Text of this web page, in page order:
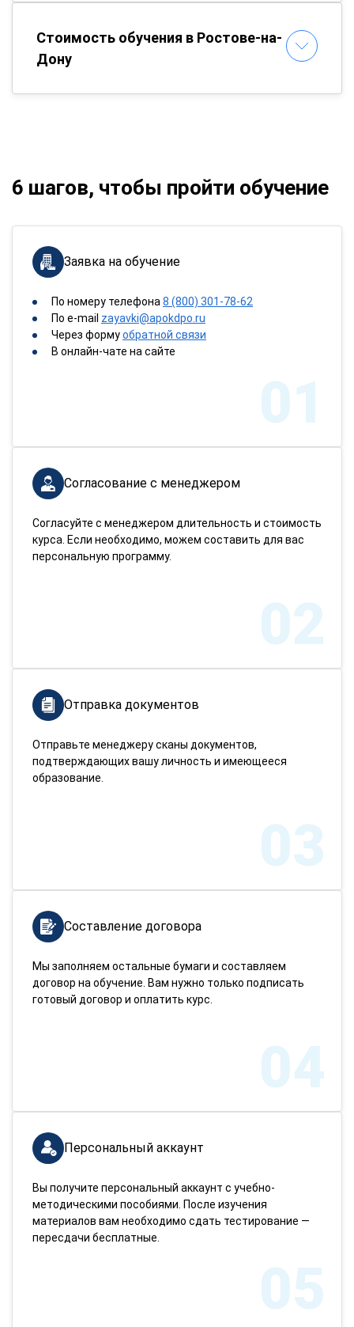
Стоимость обучения в Ростове-на-
Дону
6 шагов, чтобы пройти обучение
Заявка на обучение
По номеру телефона 8 (800) 301-78-62
По e-mail zayavki@apokdpo.ru
Через формуобратной связи
В онлайн-чате на сайте
01
Согласование с менеджером
Согласуйте с менеджером длительность и стоимость
курса. Если необходимо, можем составить для вас
персональную программу.
02
Отправка документов
Отправьте менеджеру сканы документов,
подтверждающих вашу личность и имеющееся
образование.
03
Составление договора
Мы заполняем остальные бумаги и составляем
договор на обучение. Вам нужно только подписать
готовый договор и оплатить курс.
04
Персональный аккаунт
Вы получите персональный аккаунт с учебно-
методическими пособиями. После изучения
материалов вам необходимо сдать тестирование —
пересдачи бесплатные.
05